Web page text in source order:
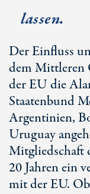
lassen.
Der Einfluss
dem Mittleren
der EU die
Staatenbund
Argentinien,
Uruguay
Mitgliedschaft
20 Jahrenein
mit der EU.